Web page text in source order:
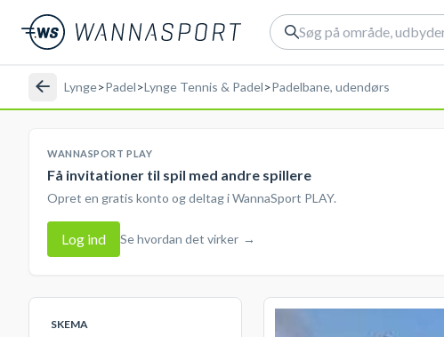
Lynge>Padel>Lynge Tennis & Padel>Padelbane, udendørs
WANNASPORT PLAY
Få invitationer til spil med andre spillere
Opret en gratis konto og deltag i WannaSport PLAY.
Log ind Se hvordan det virker →
SKEMA